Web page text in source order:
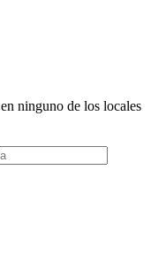
en ninguno de los locales